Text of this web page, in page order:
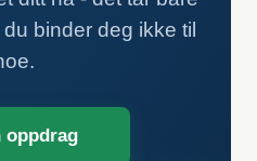
binder deg ikke til
oppdrag